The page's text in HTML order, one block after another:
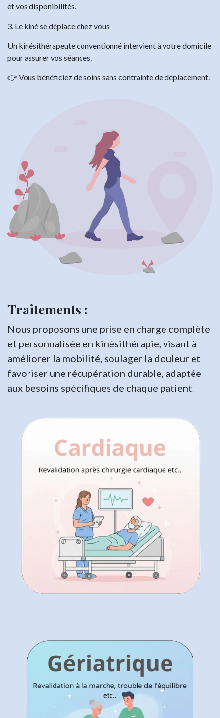
et vos disponibilités.
3. Le kiné se déplace chez vous
Un kinésithérapeute conventionné intervient à votre domicile
pour assurer vos séances.
👉 Vous bénéficiez de soins sans contrainte de déplacement.
Traitements :
Nous proposons une prise en charge complète
et personnalisée en kinésithérapie, visant à
améliorer la mobilité, soulager la douleur et
favoriser une récupération durable, adaptée
aux besoins spécifiques de chaque patient.